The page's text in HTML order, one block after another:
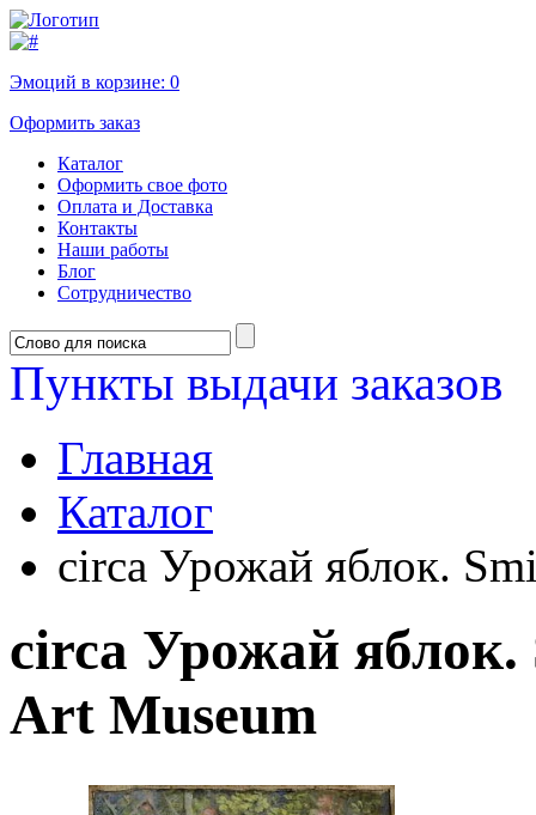
Эмоций в корзине: 0
Оформить заказ
Каталог
Оформить свое фото
Оплата и Доставка
Контакты
Наши работы
Блог
Сотрудничество
Пункты выдачи заказов
Главная
Каталог
circa Урожай яблок.
circa Урожай
Art Museum